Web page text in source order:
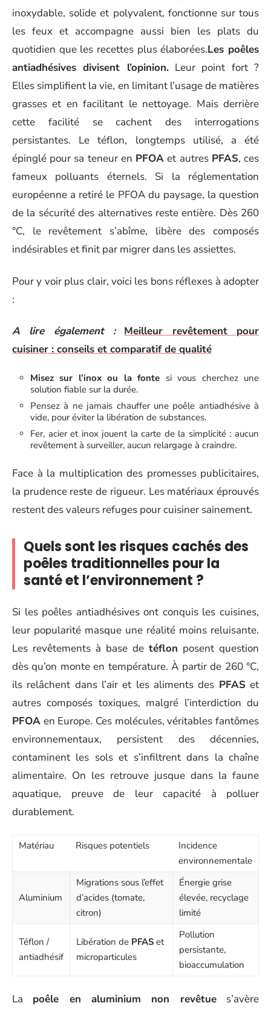
inoxydable, solide et polyvalent, fonctionne sur tous
les feux et accompagne aussi bien les plats du
quotidien que les recettes plus élaborées.Les poêles
antiadhésives divisent l’opinion.Leur point fort ?
Elles simplifient la vie, en limitant l’usage de matières
grasses et en facilitant le nettoyage. Mais derrière
cette facilité se cachent des interrogations
persistantes. Le téflon, longtemps utilisé, a été
épinglé pour sa teneur en PFOA et autres PFAS, ces
fameux polluants éternels. Si la réglementation
européenne a retiré le PFOA du paysage, la question
de la sécurité des alternatives reste entière. Dès 260
°C, le revêtement s’abîme, libère des composés
indésirables et finit par migrer dans les assiettes.
Pour y voir plus clair, voici les bons réflexes à adopter
:
A lire également :
Meilleur revêtement pour
cuisiner : conseils et comparatif de qualité
Misez sur l’inox ou la fonte si vous cherchez une
solution fiable sur la durée.
Pensez à ne jamais chauffer une poêle antiadhésive à
vide, pour éviter la libération de substances.
Fer, acier et inox jouent la carte de la simplicité : aucun
revêtement à surveiller, aucun relargage à craindre.
Face à la multiplication des promesses publicitaires,
la prudence reste de rigueur. Les matériaux éprouvés
restent des valeurs refuges pour cuisiner sainement.
Quels sont les risques cachés des
poêles traditionnelles pour la
santé et l’environnement ?
Si les poêles antiadhésives ont conquis les cuisines,
leur popularité masque une réalité moins reluisante.
Les revêtements à base de téflon posent question
dès qu’on monte en température. À partir de 260 °C,
ils relâchent dans l’air et les aliments des PFASet
autres composés toxiques, malgré l’interdiction du
PFOA en Europe. Ces molécules, véritables fantômes
environnementaux, persistent des décennies,
contaminent les sols et s’infiltrent dans la chaîne
alimentaire. On les retrouve jusque dans la faune
aquatique, preuve de leur capacité à polluer
durablement.
Matériau Risques potentiels
Incidence
environnementale
Aluminium
Migrations sous l’effet
d’acides (tomate,
citron)
Énergie grise
élevée, recyclage
limité
Téflon /
antiadhésif
Libération de PFAS et
microparticules
Pollution
persistante,
bioaccumulation
La poêle en aluminium non revêtues’avère